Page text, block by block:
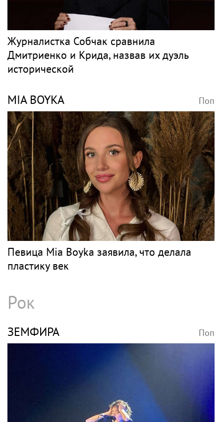
Журналистка Собчак сравнила
Дмитриенко и Крида, назвав их дуэль
исторической
MIA BOYKA Поп
Певица Mia Boyka заявила, что делала
пластику век
Рок
ЗЕМФИРА Поп